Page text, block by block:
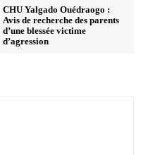
CHU Yalgado Ouédraogo :
Avis de recherche des parents
d’une blessée victime
d’agression